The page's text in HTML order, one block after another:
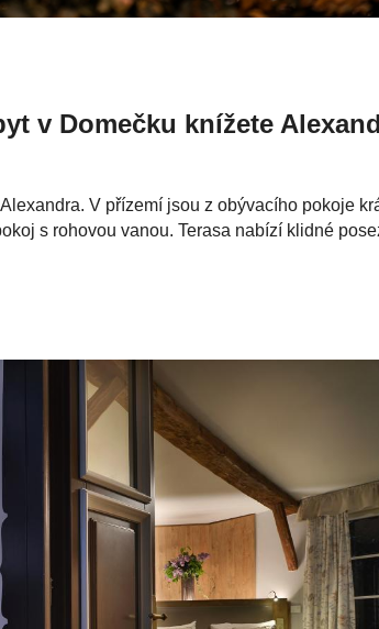
v Domečku knížete
V přízemí jsou z obývacího pokoje
s rohovou vanou. Terasa nabízí klidné